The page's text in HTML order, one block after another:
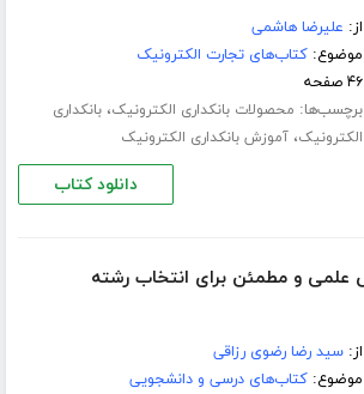
از: علیرضا هاشمی
موضوع:کتاب‌های تجارت الکترونیک
۴۶ صفحه
برچسب‌ها: محصولات بانکداری الکترونیک،بانکداری
الکترونیک،آموزش بانکداری الکترونیک
دانلود کتاب
علمی و مطمئن برای انتخاب رشته
از:سید رضا رضوی رزاقی
موضوع:کتاب‌های درسی و دانشجویی